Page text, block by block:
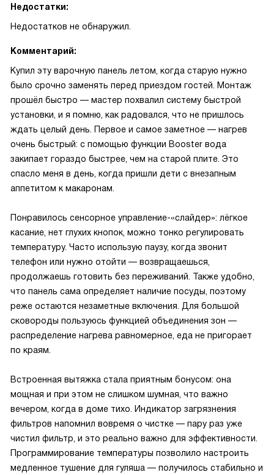
Недостатки:
Недостатков не обнаружил.
Комментарий:
Купил эту варочную панель летом, когда старую нужно
было срочно заменять перед приездом гостей. Монтаж
прошёл быстро — мастер похвалил систему быстрой
установки, и я помню, как радовался, что не пришлось
ждать целый день. Первое и самое заметное — нагрев
очень быстрый: с помощью функции Booster вода
закипает гораздо быстрее, чем на старой плите. Это
спасло меня в день, когда пришли дети с внезапным
аппетитом к макаронам.
Понравилось сенсорное управление-«слайдер»: лёгкое
касание, нет глухих кнопок, можно тонко регулировать
температуру. Часто использую паузу, когда звонит
телефон или нужно отойти — возвращаешься,
продолжаешь готовить без переживаний. Также удобно,
что панель сама определяет наличие посуды, поэтому
реже остаются незаметные включения. Для большой
сковороды пользуюсь функцией объединения зон —
распределение нагрева равномерное, еда не пригорает
по краям.
Встроенная вытяжка стала приятным бонусом: она
мощная и при этом не слишком шумная, что важно
вечером, когда в доме тихо. Индикатор загрязнения
фильтров напомнил вовремя о чистке — пару раз уже
чистил фильтр, и это реально важно для эффективности.
Программирование температуры позволило настроить
медленное тушение для гуляша — получилось стабильно и